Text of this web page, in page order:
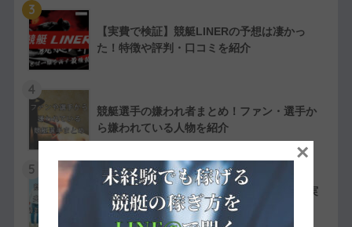
3
【実費で検証】競艇LINERの予想は凄かっ
た！特徴や評判・口コミを紹介
4
競艇選手の嫌われ者まとめ！ファン・選手か
ら嫌われている人物を紹介
5
競艇選手同士の夫婦11組一覧【夫婦対決が実
現したレースも紹介】
×